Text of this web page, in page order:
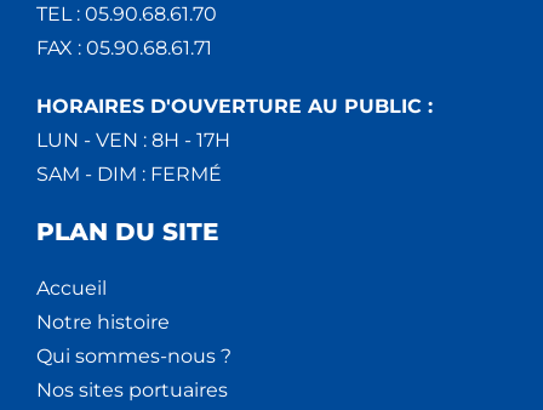
TEL : 05.90.68.61.70
FAX : 05.90.68.61.71
HORAIRES D'OUVERTURE AU PUBLIC :
LUN - VEN : 8H - 17H
SAM - DIM : FERMÉ
PLAN DU SITE
Accueil
Notre histoire
Qui sommes-nous ?
Nos sites portuaires